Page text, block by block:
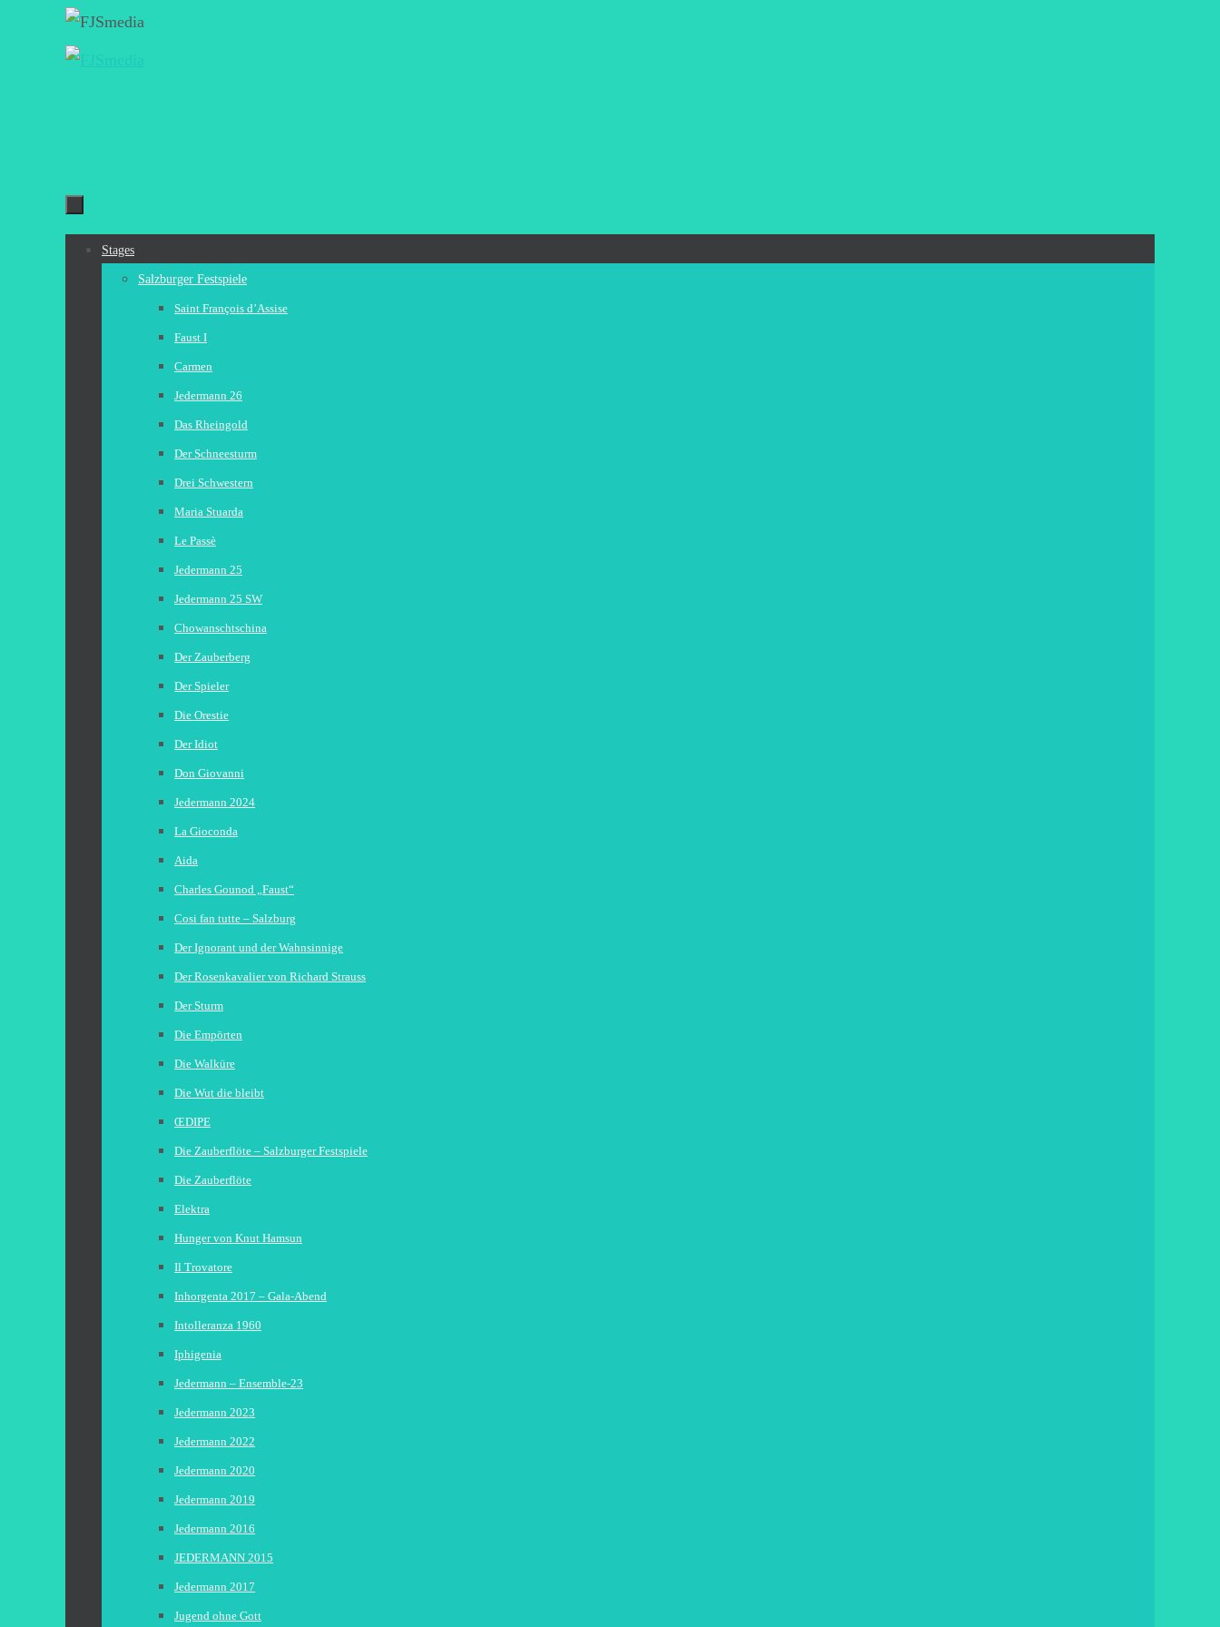
Zum
Stages
Salzburger Festspiele
Saint François d’Assise
Faust I
Carmen
Jedermann 26
Das Rheingold
Der Schneesturm
Drei Schwestern
Maria Stuarda
Le Passè
Jedermann 25
Jedermann 25 SW
Chowanschtschina
Der Zauberberg
Der Spieler
Die Orestie
Der Idiot
Don Giovanni
Jedermann 2024
La Gioconda
Aida
Charles Gounod „Faust“
Cosi fan tutte – Salzburg
Der Ignorant und der Wahnsinnige
Der Rosenkavalier von Richard Strauss
Der Sturm
Die Empörten
Die Walküre
Die Wut die bleibt
ŒDIPE
Die Zauberflöte – Salzburger Festspiele
Die Zauberflöte
Elektra
Hunger von Knut Hamsun
Il Trovatore
Inhorgenta 2017 – Gala-Abend
Intolleranza 1960
Iphigenia
Jedermann – Ensemble-23
Jedermann 2023
Jedermann 2022
Jedermann 2020
Jedermann 2019
Jedermann 2016
JEDERMANN 2015
Jedermann 2017
Jugend ohne Gott